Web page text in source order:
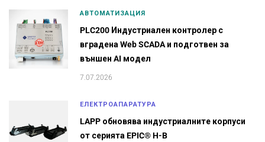
АВТОМАТИЗАЦИЯ
PLC200 Индустриален контролер с
вградена Web SCADA и подготвен за
външен AI модел
7.07.2026
ЕЛЕКТРОАПАРАТУРА
LAPP обновява индустриалните корпуси
от серията EPIC® H-B